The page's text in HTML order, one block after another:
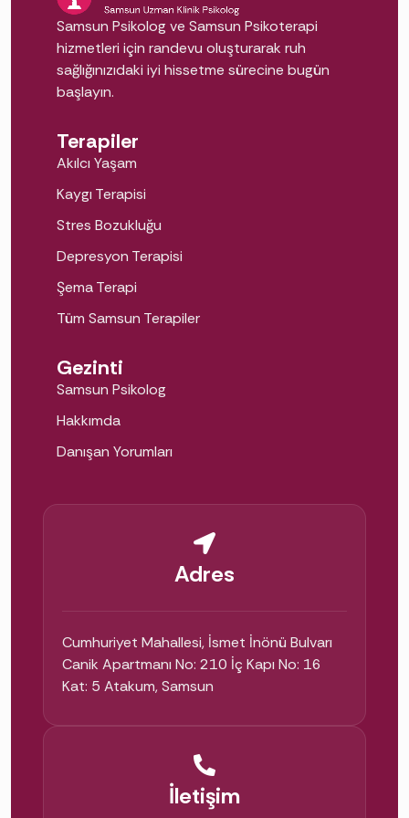
Kaygı ve stresin azalması: Kaygı terapisi
ile endişe döngülerini fark eder, yönetmeyi
öğrenirsiniz. Sürekli endişe haliyle başa
çıkma yollarını
Depresif belirtilerde iyileşme:
terapisi, enerji kaybı, isteksizlik ve boşluk
hissiyle çalışır.
Terapiile çocuklukta öğrenilen ve bugün
sizi zorlayan düşünce-ilişki kalıplarını
dönüştürürsünüz.
Daha sağlıklı ilişkiler:
Öz farkındalık:
davranışlarınızı tanıdıkça seçimleriniz
bilinçli hale gelir.
Samsun'da Doğru Psikoloğu Nasıl
Önce ihtiyacınızı netleştirin: Hangi konuda
destek arıyorsunuz (kaygı, depresyon, travma,
Danışan yorumlarını okuyun: Google
Haritalar puanlarına ve
yorumlarınagöz atın.
Uzmanlığı doğrulayın:
ve klinik deneyimini inceleyin —
özgeçmişim burada.
Samsun Psikolog ve Samsun Psikoterapi
hizmetleri için randevu oluşturarak ruh
sağlığınızıdaki iyi hissetme sürecine bugün
başlayın.
Terapiler
Akılcı Yaşam
Kaygı Terapisi
Stres Bozukluğu
Depresyon Terapisi
Şema Terapi
Tüm Samsun Terapiler
Gezinti
Samsun Psikolog
Hakkımda
Danışan Yorumları
Adres
Cumhuriyet Mahallesi, İsmet İnönü Bulvarı
Canik Apartmanı No: 210 İç Kapı No: 16
Kat: 5 Atakum, Samsun
İletişim